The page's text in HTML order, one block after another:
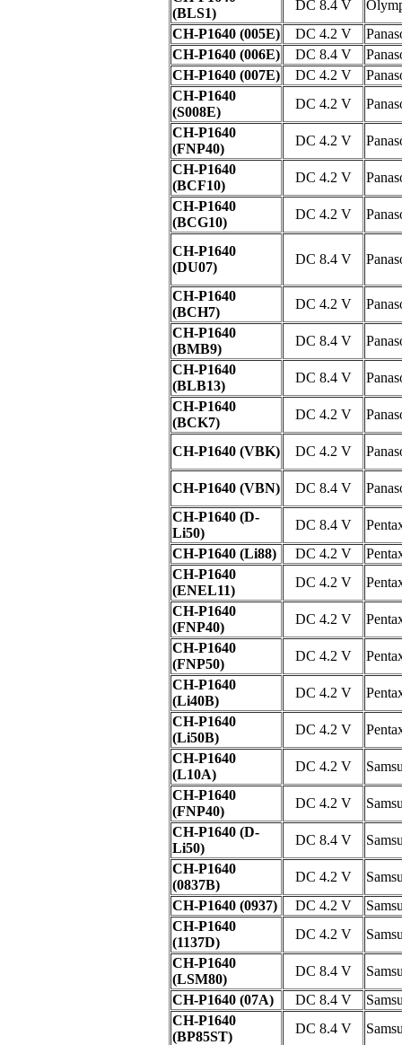
(BLS1)
DC 8.4 V
CH-P1640 (005E)
DC 4.2 V
CH-P1640 (006E)
DC 8.4 V
CH-P1640 (007E)
DC 4.2 V
CH-P1640
(S008E)
DC 4.2 V
CH-P1640
(FNP40)
DC 4.2 V
CH-P1640
(BCF10)
DC 4.2 V
CH-P1640
(BCG10)
DC 4.2 V
CH-P1640
(DU07)
DC 8.4 V
CH-P1640
(BCH7)
DC 4.2 V
CH-P1640
(BMB9)
DC 8.4 V
CH-P1640
(BLB13)
DC 8.4 V
CH-P1640
(BCK7)
DC 4.2 V
CH-P1640 (VBK) DC 4.2 V
CH-P1640 (VBN) DC 8.4 V
CH-P1640 (D-
Li50)
DC 8.4 V
CH-P1640 (Li88)
DC 4.2 V
CH-P1640
(ENEL11)
DC 4.2 V
CH-P1640
(FNP40)
DC 4.2 V
CH-P1640
(FNP50)
DC 4.2 V
CH-P1640
(Li40B)
DC 4.2 V
CH-P1640
(Li50B)
DC 4.2 V
CH-P1640
(L10A)
DC 4.2 V
CH-P1640
(FNP40)
DC 4.2 V
CH-P1640 (D-
Li50)
DC 8.4 V
CH-P1640
(0837B)
DC 4.2 V
CH-P1640 (0937)
DC 4.2 V
CH-P1640
(1137D)
DC 4.2 V
CH-P1640
(LSM80)
DC 8.4 V
CH-P1640 (07A)
DC 8.4 V
CH-P1640
(BP85ST)
DC 8.4 V